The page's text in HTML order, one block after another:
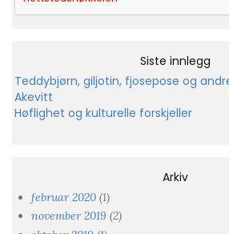
Siste innlegg
Teddybjørn, giljotin, fjosepose og
Akevitt
Høflighet og kulturelle forskjeller
Arkiv
februar 2020 (1)
november 2019 (2)